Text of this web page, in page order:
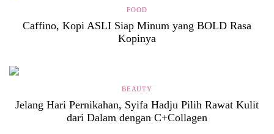
FOOD
Caffino, Kopi ASLI Siap Minum yang BOLD Rasa
Kopinya
BEAUTY
Jelang Hari Pernikahan, Syifa Hadju Pilih Rawat Kulit
dari Dalam dengan C+Collagen